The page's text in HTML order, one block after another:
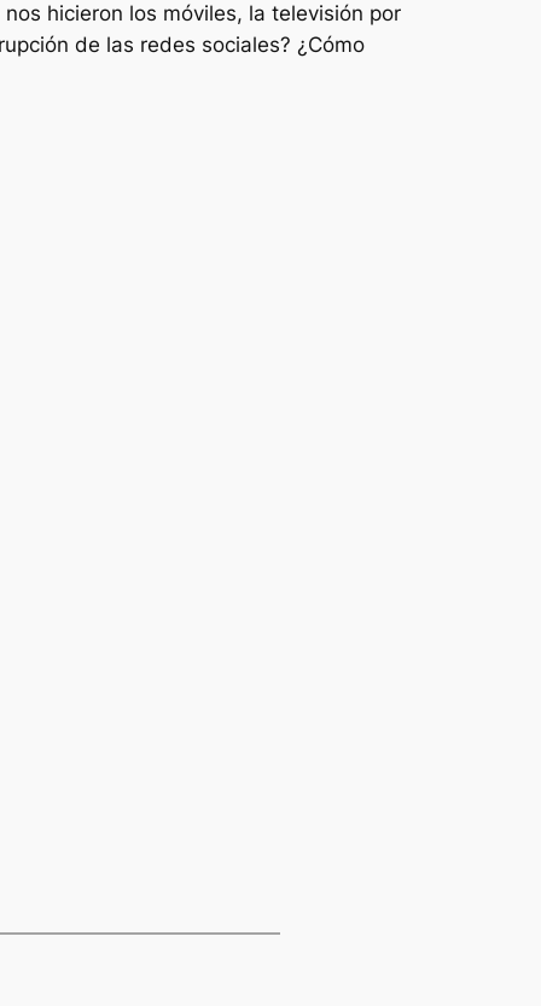
hicieron los móviles, la televisión por
de las redes sociales? ¿Cómo